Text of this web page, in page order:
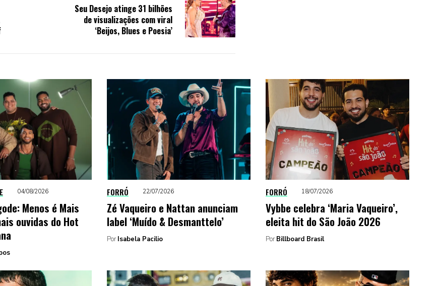
Seu Desejo atinge 31 bilhões
de visualizações com viral
‘Beijos, Blues e Poesia’
04/08/2026
Menos é Mais
ouvidas do Hot
FORRÓ 22/07/2026
Zé Vaqueiro e Nattan anunciam
label ‘Muído & Desmanttelo’
Por Isabela Pacilio
FORRÓ 18/07/2026
Vybbe celebra ‘Maria Vaqueiro’,
eleita hit do São João 2026
Por Billboard Brasil